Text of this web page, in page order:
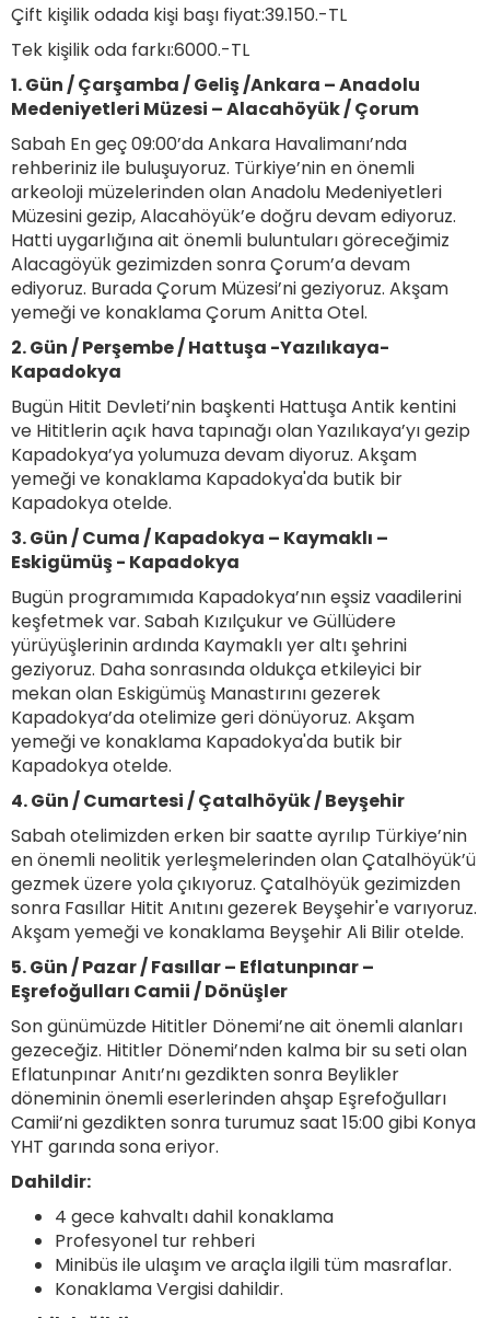
Çift kişilik odada kişi başı fiyat:39.150.-TL
Tek kişilik oda farkı:6000.-TL
1. Gün / Çarşamba / Geliş /Ankara – Anadolu
Medeniyetleri Müzesi – Alacahöyük / Çorum
Sabah En geç 09:00’da Ankara Havalimanı’nda
rehberiniz ile buluşuyoruz. Türkiye’nin en önemli
arkeoloji müzelerinden olan Anadolu Medeniyetleri
Müzesini gezip, Alacahöyük’e doğru devam ediyoruz.
Hatti uygarlığına ait önemli buluntuları göreceğimiz
Alacagöyük gezimizden sonra Çorum’a devam
ediyoruz. Burada Çorum Müzesi’ni geziyoruz. Akşam
yemeği ve konaklama Çorum Anitta Otel.
2. Gün / Perşembe / Hattuşa -Yazılıkaya-
Kapadokya
Bugün Hitit Devleti’nin başkenti Hattuşa Antik kentini
ve Hititlerin açık hava tapınağı olan Yazılıkaya’yı gezip
Kapadokya’ya yolumuza devam diyoruz. Akşam
yemeği ve konaklama Kapadokya'da butik bir
Kapadokya otelde.
3. Gün / Cuma / Kapadokya – Kaymaklı –
Eskigümüş - Kapadokya
Bugün programımıda Kapadokya’nın eşsiz vaadilerini
keşfetmek var. Sabah Kızılçukur ve Güllüdere
yürüyüşlerinin ardında Kaymaklı yer altı şehrini
geziyoruz. Daha sonrasında oldukça etkileyici bir
mekan olan Eskigümüş Manastırını gezerek
Kapadokya’da otelimize geri dönüyoruz. Akşam
yemeği ve konaklama Kapadokya'da butik bir
Kapadokya otelde.
4. Gün / Cumartesi / Çatalhöyük / Beyşehir
Sabah otelimizden erken bir saatte ayrılıp Türkiye’nin
en önemli neolitik yerleşmelerinden olan Çatalhöyük’ü
gezmek üzere yola çıkıyoruz. Çatalhöyük gezimizden
sonra Fasıllar Hitit Anıtını gezerek Beyşehir'e varıyoruz.
Akşam yemeği ve konaklama Beyşehir Ali Bilir otelde.
5. Gün / Pazar / Fasıllar – Eflatunpınar –
Eşrefoğulları Camii / Dönüşler
Son günümüzde Hititler Dönemi’ne ait önemli alanları
gezeceğiz. Hititler Dönemi’nden kalma bir su seti olan
Eflatunpınar Anıtı’nı gezdikten sonra Beylikler
döneminin önemli eserlerinden ahşap Eşrefoğulları
Camii’ni gezdikten sonra turumuz saat 15:00 gibi Konya
YHT garında sona eriyor.
Dahildir:
4 gece kahvaltı dahil konaklama
Profesyonel tur rehberi
Minibüs ile ulaşım ve araçla ilgili tüm masraflar.
Konaklama Vergisi dahildir.